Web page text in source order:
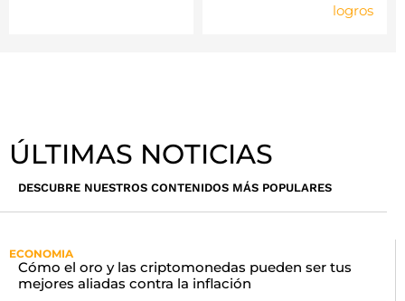
logros
ÚLTIMAS NOTICIAS
DESCUBRE NUESTROS CONTENIDOS MÁS POPULARES
ECONOMIA
Cómo el oro y las criptomonedas pueden ser tus
mejores aliadas contra la inflación